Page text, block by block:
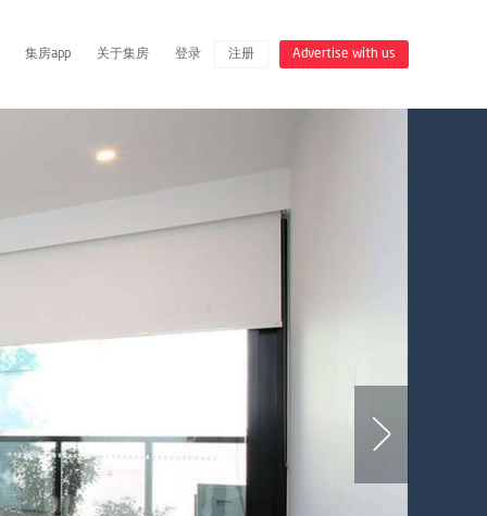
集房app 关于集房 登录 注册 Advertise with us